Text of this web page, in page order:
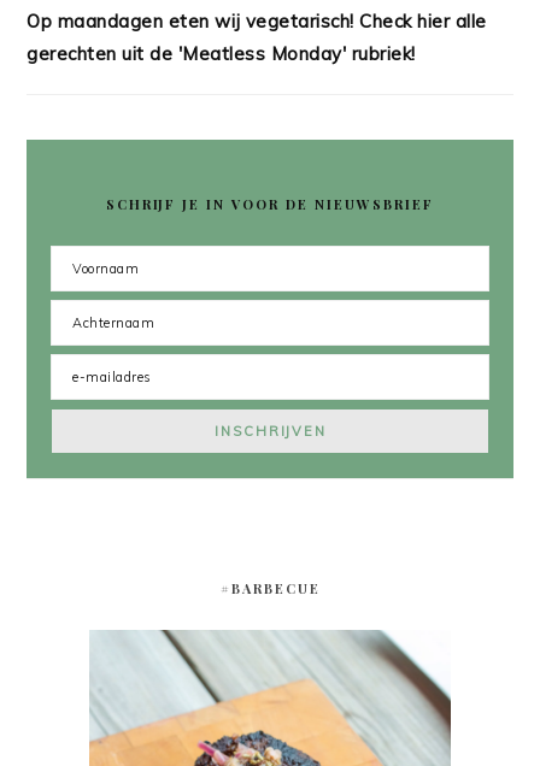
Op maandagen eten wij vegetarisch! Check hier alle
gerechten uit de 'Meatless Monday' rubriek!
SCHRIJF JE IN VOOR DE NIEUWSBRIEF
#BARBECUE